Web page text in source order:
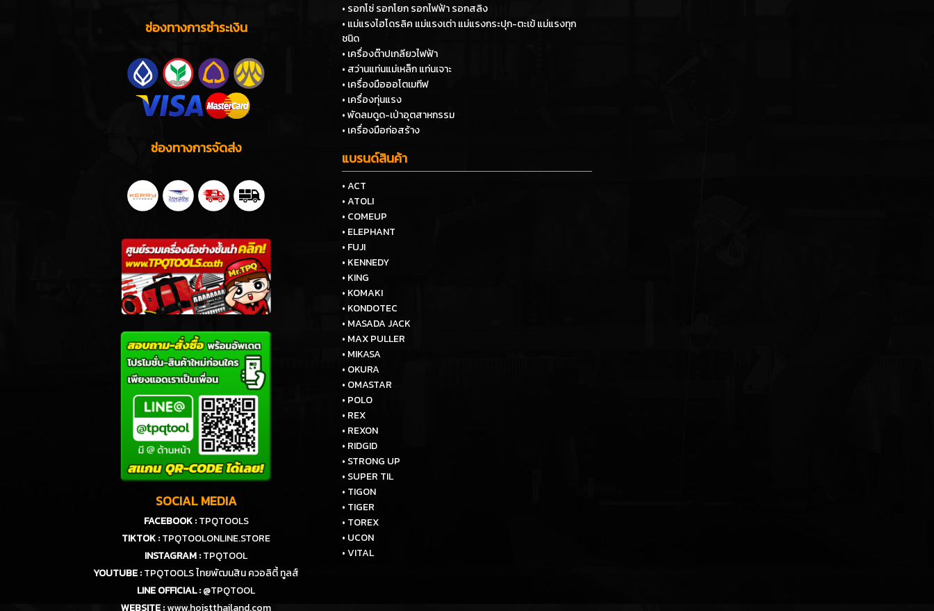
ช่องทางการชำระเงิน
ช่องทางการจัดส่ง
SOCIAL MEDIA
FACEBOOK : TPQTOOLS
TIKTOK :TPQTOOLONLINE.STORE
INSTAGRAM :TPQTOOL
YOUTUBE :TPQTOOLS ไทยพัฒนสิน ควอลิตี้ ทูลส์
LINE OFFICIAL :@TPQTOOL
WEBSITE :www.hoistthailand.com
• รอกโซ่ รอกโยก รอกไฟฟ้า รอกสลิง
• แม่แรงไฮโดรลิค แม่แรงเต่า แม่แรงกระปุก-ตะเข้ แม่แรงทุก
ชนิด
• เครื่องต๊าปเกลียวไฟฟ้า
• สว่านแท่นแม่เหล็ก แท่นเจาะ
• เครื่องมือออโตเมทีฟ
• เครื่องทุ่นแรง
• พัดลมดูด-เป่าอุตสาหกรรม
• เครื่องมือก่อสร้าง
แบรนด์สินค้า
• ACT
• ATOLI
• COMEUP
• ELEPHANT
• FUJI
• KENNEDY
• KING
• KOMAKI
• KONDOTEC
• MASADA JACK
• MAX PULLER
• MIKASA
• OKURA
• OMASTAR
• POLO
• REX
• REXON
• RIDGID
• STRONG UP
• SUPER TIL
• TIGON
• TIGER
• TOREX
• UCON
• VITAL